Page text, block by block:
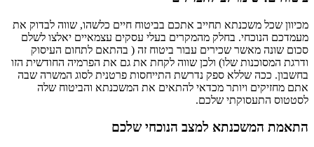
מכיוון שכל משכנתא תחייב אתכם בביטוח חיים כלשהו, שווה לבדוק את
מעמדכם הנוכחי. בחלק מהמקרים בעלי עסקים עצמאיים יאלצו לשלם
סכום שונה מאשר שכירים עבור ביטוח זה ( בהתאם לתחום העיסוק
ודרגת המסוכנות שלו) ולכן שווה לקחת את גם את הפרמיה החודשית הזו
בחשבון. ככה שללא ספק נדרשת התייחסות פרטנית לסוג המשרה שבה
אתם מחזיקים ויותר מכדאי להתאים את המשכנתא והביטוח שלה
לסטטוס התעסוקתי שלכם.
התאמת המשכנתא למצב הנוכחי שלכם